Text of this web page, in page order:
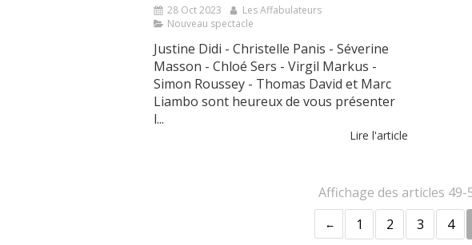
28 Oct 2023
Les Affabulateurs
Nouveau spectacle
Justine Didi - Christelle Panis - Séverine
Masson - Chloé Sers - Virgil Markus -
Simon Roussey - Thomas David et Marc
Liambo sont heureux de vous présenter
l...
Lire l'article
Affichage des articles 49-
1
2 3 4